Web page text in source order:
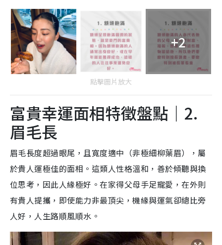
+2
點擊圖片放大
富貴幸運面相特徵盤點｜2.
眉毛長
眉毛長度超過眼尾，且寬度適中（非極細柳葉眉），屬
於貴人運極佳的面相。這類人性格溫和，善於傾聽與換
位思考，因此人緣極好。在家得父母手足寵愛，在外則
有貴人提攜，即使能力非最頂尖，機緣與運氣卻總比旁
人好，人生路順風順水。